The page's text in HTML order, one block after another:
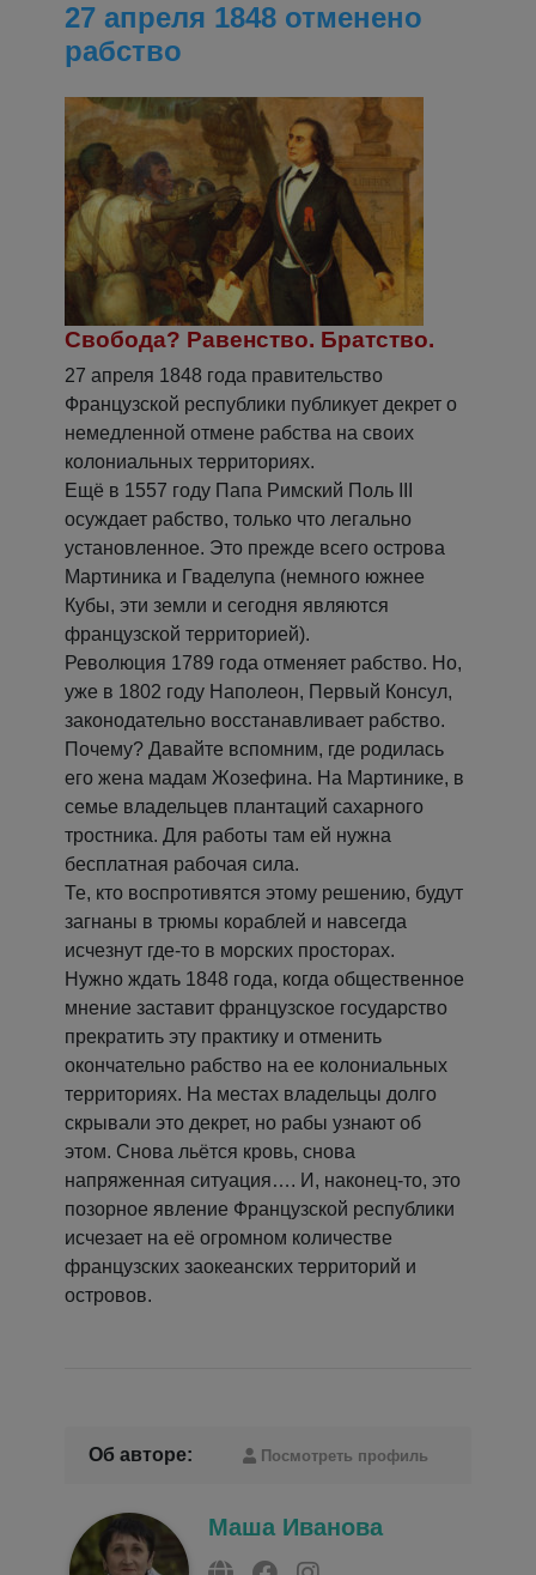
27 апреля 1848 отменено
рабство
Cвобода? Равенство. Братство.
27 апреля 1848 года правительство
Французской республики публикует декрет о
немедленной отмене рабства на своих
колониальных территориях.
Ещё в 1557 году Папа Римский Поль III
осуждает рабство, только что легально
установленное. Это прежде всего острова
Мартиника и Гваделупа (немного южнее
Кубы, эти земли и сегодня являются
французской территорией).
Революция 1789 года отменяет рабство. Но,
уже в 1802 году Наполеон, Первый Консул,
законодательно восстанавливает рабство.
Почему? Давайте вспомним, где родилась
его жена мадам Жозефина. На Мартинике, в
семье владельцев плантаций сахарного
тростника. Для работы там ей нужна
бесплатная рабочая сила.
Те, кто воспротивятся этому решению, будут
загнаны в трюмы кораблей и навсегда
исчезнут где-то в морских просторах.
Нужно ждать 1848 года, когда общественное
мнение заставит французское государство
прекратить эту практику и отменить
окончательно рабство на ее колониальных
территориях. На местах владельцы долго
скрывали это декрет, но рабы узнают об
этом. Снова льётся кровь, снова
напряженная ситуация…. И, наконец-то, это
позорное явление Французской республики
исчезает на её огромном количестве
французских заокеанских территорий и
островов.
Об авторе: Посмотреть профиль
Маша Иванова